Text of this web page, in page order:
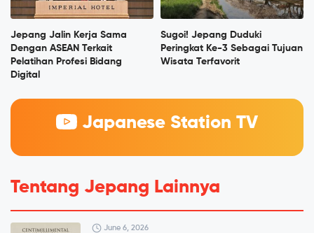
Jepang Jalin Kerja Sama
Dengan ASEAN Terkait
Pelatihan Profesi Bidang
Digital
Sugoi! Jepang Duduki
Peringkat Ke-3 Sebagai Tujuan
Wisata Terfavorit
Japanese Station TV
Tentang Jepang Lainnya
June 6, 2026